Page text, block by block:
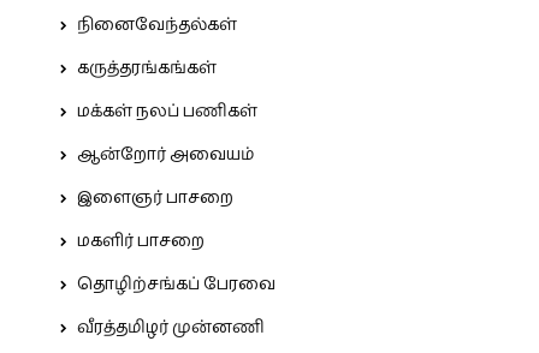
நினைவேந்தல்கள்
கருத்தரங்கங்கள்
மக்கள் நலப் பணிகள்
ஆன்றோர் அவையம்
இளைஞர் பாசறை
மகளிர் பாசறை
தொழிற்சங்கப் பேரவை
வீரத்தமிழர் முன்னணி